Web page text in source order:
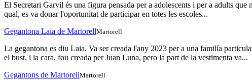
El Secretari Garvil és una figura pensada per a adolescents i per a adults
qual, es va donar l'oportunitat de participar en totes les escoles...
Gegantona Laia de MartorellMartorell
La gegantona es diu Laia. Va ser creada l'any 2023 per a una familía
el bust, i la cara, fou creada per Juan Luna, pero la part de la vestimenta va...
Gegantons de MartorellMartorell